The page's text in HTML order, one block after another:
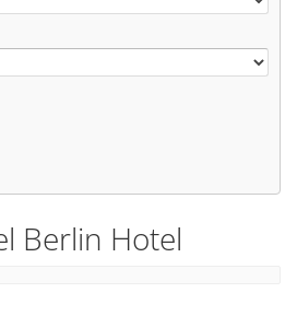
Berlin Hotel